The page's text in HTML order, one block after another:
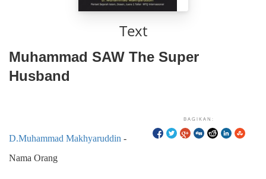
Text
Muhammad SAW The Super
Husband
BAGIKAN:
D.Muhammad Makhyaruddin -
Nama Orang